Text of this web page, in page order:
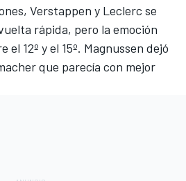
Verstappen y Leclerc se
rápida, pero la emoción
el 12º y el 15º. Magnussen dejó
que parecía con mejor